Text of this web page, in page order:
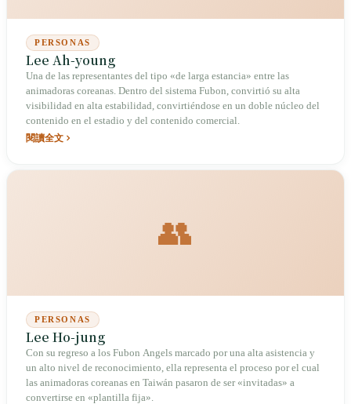
PERSONAS
Lee Ah-young
Una de las representantes del tipo «de larga estancia» entre las
animadoras coreanas. Dentro del sistema Fubon, convirtió su alta
visibilidad en alta estabilidad, convirtiéndose en un doble núcleo del
contenido en el estadio y del contenido comercial.
閱讀全文
👥
PERSONAS
Lee Ho-jung
Con su regreso a los Fubon Angels marcado por una alta asistencia y
un alto nivel de reconocimiento, ella representa el proceso por el cual
las animadoras coreanas en Taiwán pasaron de ser «invitadas» a
convertirse en «plantilla fija».